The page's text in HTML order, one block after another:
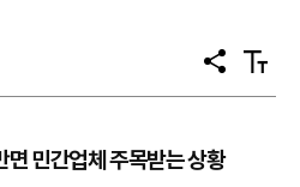
공
유
텍
스
민간업체 주목받는 상황